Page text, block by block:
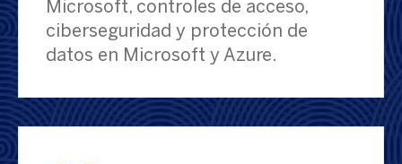
Microsoft, controles de acceso,
ciberseguridad y protección de
datos en Microsoft y Azure.